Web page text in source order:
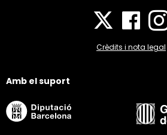
Crèdits i nota legal
Amb el suport